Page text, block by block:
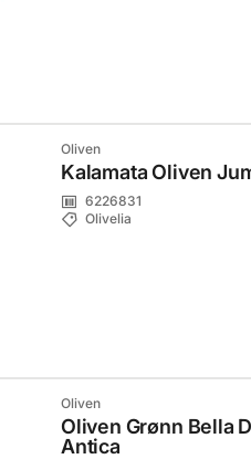
Oliven
Kalamata Oliven
6226831
Olivelia
Oliven
Oliven Grønn Bella
Antica